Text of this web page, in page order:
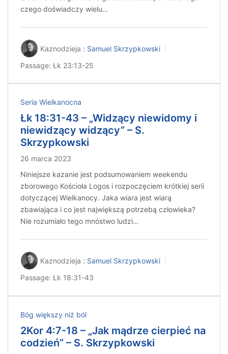
czego doświadczy wielu…
Kaznodzieja : Samuel Skrzypkowski
Passage: Łk 23:13-25
Seria Wielkanocna
Łk 18:31-43 – „Widzący niewidomy i
niewidzący widzący” – S.
Skrzypkowski
26 marca 2023
Niniejsze kazanie jest podsumowaniem weekendu
zborowego Kościoła Logos i rozpoczęciem krótkiej serii
dotyczącej Wielkanocy. Jaka wiara jest wiarą
zbawiająca i co jest największą potrzebą człowieka?
Nie rozumiało tego mnóstwo ludzi…
Kaznodzieja : Samuel Skrzypkowski
Passage: Łk 18:31-43
Bóg większy niż ból
2Kor 4:7-18 – „Jak mądrze cierpieć na
codzień” – S. Skrzypkowski